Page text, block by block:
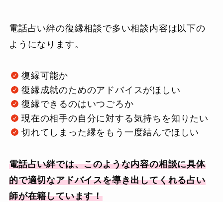
電話占い絆の復縁相談で多い相談内容は以下の
ようになります。
復縁可能か
復縁成就のためのアドバイスがほしい
復縁できるのはいつごろか
現在の相手の自分に対する気持ちを知りたい
切れてしまった縁をもう一度結んでほしい
電話占い絆では、このような内容の相談に具体
的で適切なアドバイスを導き出してくれる占い
師が在籍しています！